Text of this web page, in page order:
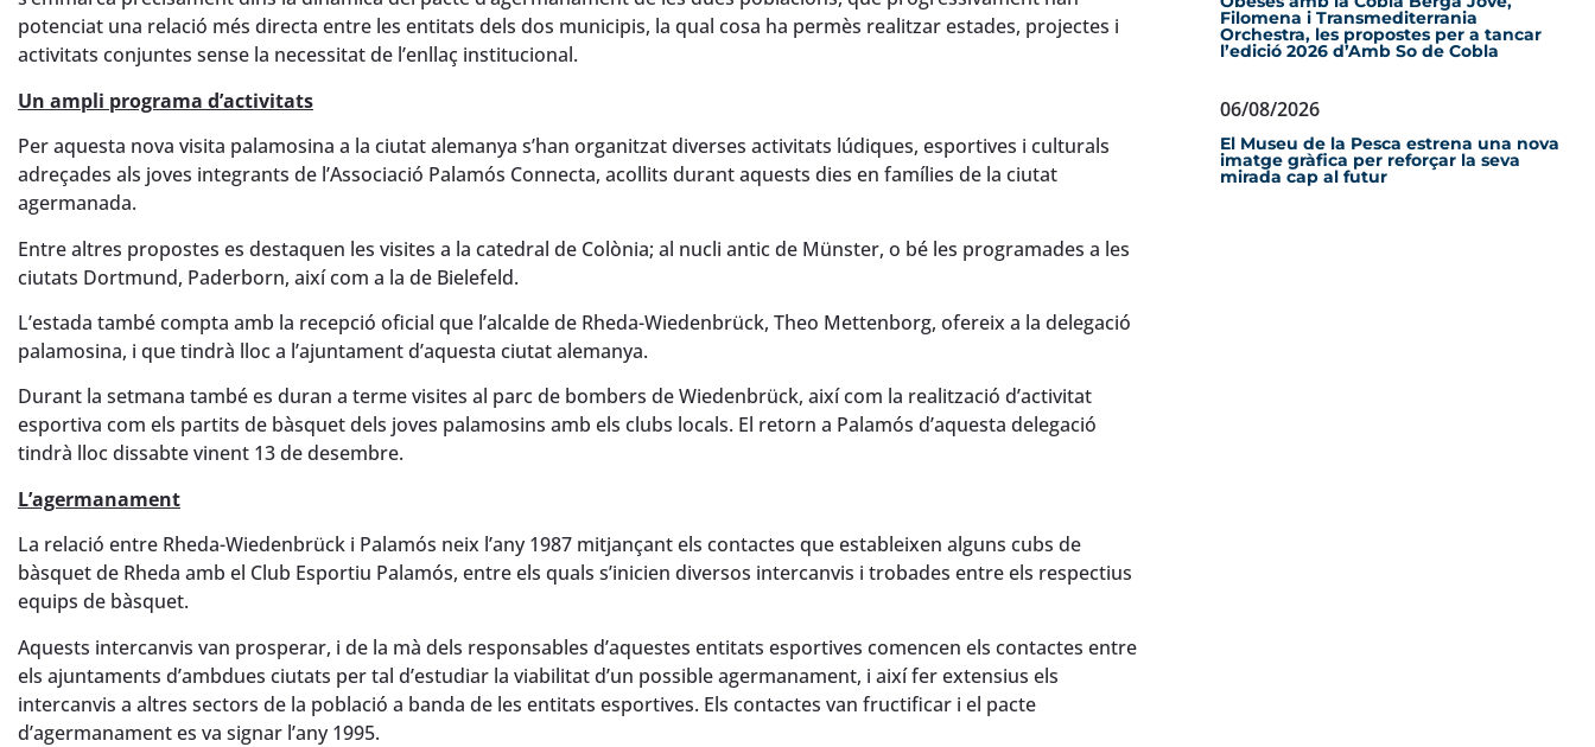
potenciat una relació més directa entre les entitats dels dos municipis, la qual cosa ha permès realitzar estades, projectes i
activitats conjuntes sense la necessitat de l’enllaç institucional.
Un ampli programa d’activitats
Per aquesta nova visita palamosina a la ciutat alemanya s’han organitzat diverses activitats lúdiques, esportives i culturals
adreçades als joves integrants de l’Associació Palamós Connecta, acollits durant aquests dies en famílies de la ciutat
agermanada.
Entre altres propostes es destaquen les visites a la catedral de Colònia; al nucli antic de Münster, o bé les programades a les
ciutats Dortmund, Paderborn, així com a la de Bielefeld.
L’estada també compta amb la recepció oficial que l’alcalde de Rheda-Wiedenbrück, Theo Mettenborg, ofereix a la delegació
palamosina, i que tindrà lloc a l’ajuntament d’aquesta ciutat alemanya.
Durant la setmana també es duran a terme visites al parc de bombers de Wiedenbrück, així com la realització d’activitat
esportiva com els partits de bàsquet dels joves palamosins amb els clubs locals. El retorn a Palamós d’aquesta delegació
tindrà lloc dissabte vinent 13 de desembre.
L’agermanament
La relació entre Rheda-Wiedenbrück i Palamós neix l’any 1987 mitjançant els contactes que estableixen alguns cubs de
bàsquet de Rheda amb el Club Esportiu Palamós, entre els quals s’inicien diversos intercanvis i trobades entre els respectius
equips de bàsquet.
Aquests intercanvis van prosperar, i de la mà dels responsables d’aquestes entitats esportives comencen els contactes entre
els ajuntaments d’ambdues ciutats per tal d’estudiar la viabilitat d’un possible agermanament, i així fer extensius els
intercanvis a altres sectors de la població a banda de les entitats esportives. Els contactes van fructificar i el pacte
d’agermanament es va signar l’any 1995.
Filomena i Transmediterrania
Orchestra, les propostes per a tancar
l’edició 2026 d’Amb So de Cobla
06/08/2026
El Museu de la Pesca estrena una nova
imatge gràfica per reforçar la seva
mirada cap al futur